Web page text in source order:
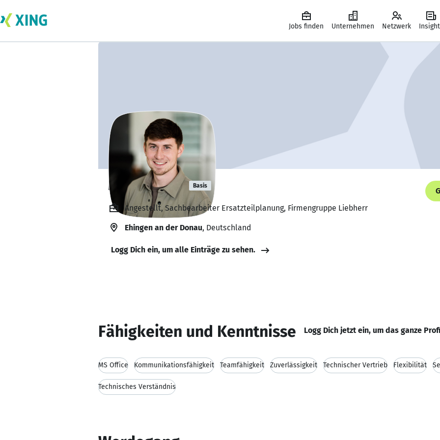
Jobs finden Unternehmen Netzwerk
Michael Höß Basis
Angestellt, Sachbearbeiter Ersatzteilplanung, Firmengruppe Liebherr
Ehingen an der Donau, Deutschland
Logg Dich ein, um alle Einträge zu sehen.
Fähigkeiten und Kenntnisse Logg Dich jetzt ein, um das ganze
MS Office Kommunikationsfähigkeit Teamfähigkeit Zuverlässigkeit Technischer Vertrieb Flexibilität
Technisches Verständnis